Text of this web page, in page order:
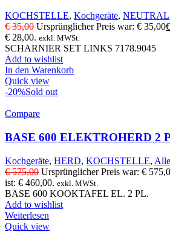
KOCHSTELLE, Kochgeräte, NEUTRAL
€35,00 Ursprünglicher Preis war: € 35,00€
€ 28,00. exkl. MWSt.
SCHARNIER SET LINKS 7178.9045
Add to wishlist
In den Warenkorb
Quick view
-20%Sold out
Compare
BASE 600 ELEKTROHERD 2
Kochgeräte, HERD, KOCHSTELLE, Alle
€575,00 Ursprünglicher Preis war: €
ist: € 460,00. exkl. MWSt.
BASE 600 KOOKTAFEL EL. 2 PL.
Add to wishlist
Weiterlesen
Quick view